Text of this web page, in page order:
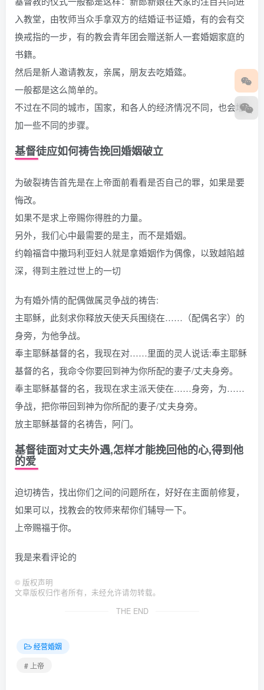
入教堂，由牧师当众手拿双方的结婚证书证婚，有的会有交
换戒指的一步，有的教会青年团会赠送新人一套婚姻家庭的
书籍。
然后是新人邀请教友，亲属，朋友去吃婚筵。
一般都是这么简单的。
不过在不同的城市，国家，和各人的经济情况不同，也会增
加一些不同的步骤。
基督徒应如何祷告挽回婚姻破立
为破裂祷告首先是在上帝面前看看是否自己的罪，如果是要
悔改。
如果不是求上帝赐你得胜的力量。
另外，我们心中最需要的是主，而不是婚姻。
约翰福音中撒玛利亚妇人就是拿婚姻作为偶像，以致越陷越
深，得到主胜过世上的一切
为有婚外情的配偶做属灵争战的祷告:
主耶稣，此刻求你释放天使天兵围绕在……（配偶名字）的
身旁，为他争战。
奉主耶稣基督的名，我现在对……里面的灵人说话:奉主耶稣
基督的名，我命令你要回到神为你所配的妻子/丈夫身旁。
奉主耶稣基督的名，我现在求主派天使在……身旁，为……
争战，把你带回到神为你所配的妻子/丈夫身旁。
放主耶稣基督的名祷告，阿门。
基督徒面对丈夫外遇,怎样才能挽回他的心,得到他
的爱
迫切祷告，找出你们之间的问题所在，好好在主面前修复，
如果可以，找教会的牧师来帮你们辅导一下。
上帝赐福于你。
我是来看评论的
© 版权声明
文章版权归作者所有，未经允许请勿转载。
THE END
经营婚姻
# 上帝